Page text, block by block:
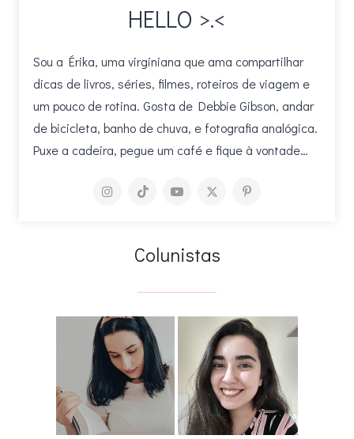
HELLO >.<
Sou a Érika, uma virginiana que ama compartilhar
dicas de livros, séries, filmes, roteiros de viagem e
um pouco de rotina. Gosta de Debbie Gibson, andar
de bicicleta, banho de chuva, e fotografia analógica.
Puxe a cadeira, pegue um café e fique à vontade…
Colunistas